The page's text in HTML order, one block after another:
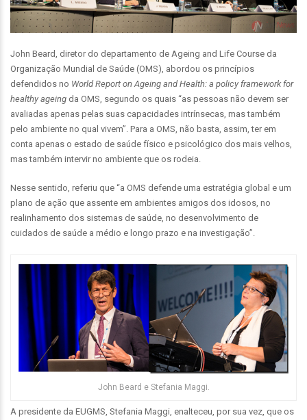
John Beard, diretor do departamento de Ageing and Life Course da
Organização Mundial de Saúde (OMS), abordou os princípios
defendidos no World Report on Ageing and Health: a policy framework for
healthy ageing da OMS, segundo os quais “as pessoas não devem ser
avaliadas apenas pelas suas capacidades intrínsecas, mas também
pelo ambiente no qual vivem”. Para a OMS, não basta, assim, ter em
conta apenas o estado de saúde físico e psicológico dos mais velhos,
mas também intervir no ambiente que os rodeia.
Nesse sentido, referiu que “a OMS defende uma estratégia global e um
plano de ação que assente em ambientes amigos dos idosos, no
realinhamento dos sistemas de saúde, no desenvolvimento de
cuidados de saúde a médio e longo prazo e na investigação”.
John Beard e Stefania Maggi.
A presidente da EUGMS, Stefania Maggi, enalteceu, por sua vez, que os